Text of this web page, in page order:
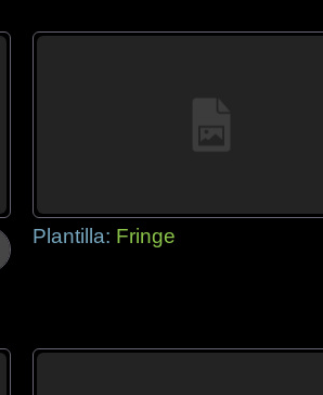
Plantilla: Fringe